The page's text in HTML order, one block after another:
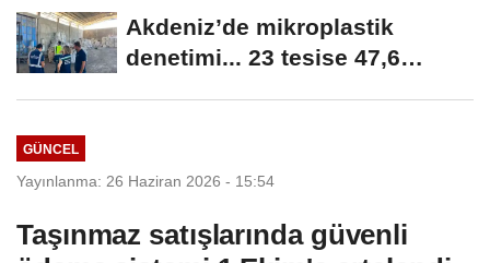
Akdeniz’de mikroplastik
denetimi... 23 tesise 47,6
GÜNCEL
Yayınlanma: 26 Haziran 2026 - 15:54
Taşınmaz satışlarında güvenli